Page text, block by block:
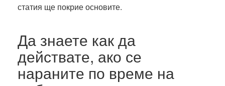
статия ще покрие основите.
Да знаете как да
действате, ако се
нараните по време на